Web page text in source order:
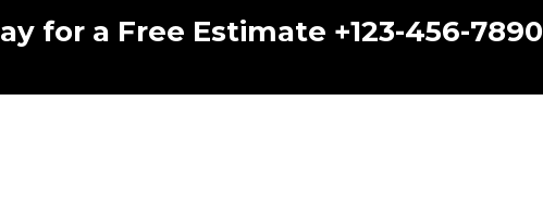
for a Free Estimate +123-456-7890